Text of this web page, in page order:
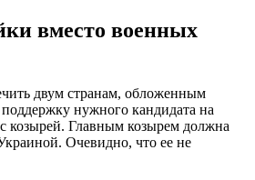
вместо военных
двум странам, обложенным
нужного кандидата на
козырей. Главным козырем должна
Очевидно, что ее не